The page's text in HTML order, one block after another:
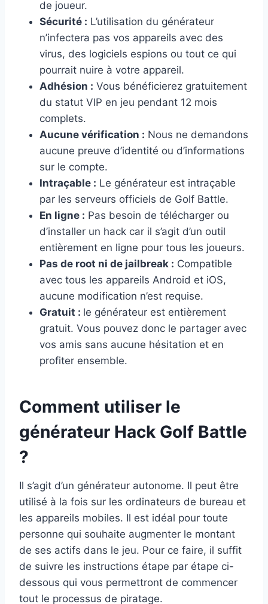
de joueur.
Sécurité : L’utilisation du générateur
n’infectera pas vos appareils avec des
virus, des logiciels espions ou tout ce qui
pourrait nuire à votre appareil.
Adhésion : Vous bénéficierez gratuitement
du statut VIP en jeu pendant 12 mois
complets.
Aucune vérification : Nous ne demandons
aucune preuve d’identité ou d’informations
sur le compte.
Intraçable : Le générateur est intraçable
par les serveurs officiels de Golf Battle.
En ligne : Pas besoin de télécharger ou
d’installer un hack car il s’agit d’un outil
entièrement en ligne pour tous les joueurs.
Pas de root ni de jailbreak : Compatible
avec tous les appareils Android et iOS,
aucune modification n’est requise.
Gratuit : le générateur est entièrement
gratuit. Vous pouvez donc le partager avec
vos amis sans aucune hésitation et en
profiter ensemble.
Comment utiliser le
générateur Hack Golf Battle
?
Il s’agit d’un générateur autonome. Il peut être
utilisé à la fois sur les ordinateurs de bureau et
les appareils mobiles. Il est idéal pour toute
personne qui souhaite augmenter le montant
de ses actifs dans le jeu. Pour ce faire, il suffit
de suivre les instructions étape par étape ci-
dessous qui vous permettront de commencer
tout le processus de piratage.